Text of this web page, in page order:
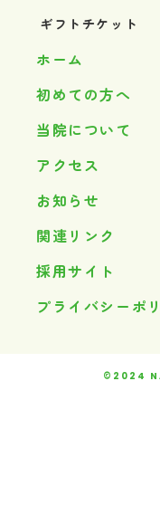
ギフトチケット
ホーム
初めての方へ
当院について
アクセス
お知らせ
関連リンク
採用サイト
プライバシーポ
©2024